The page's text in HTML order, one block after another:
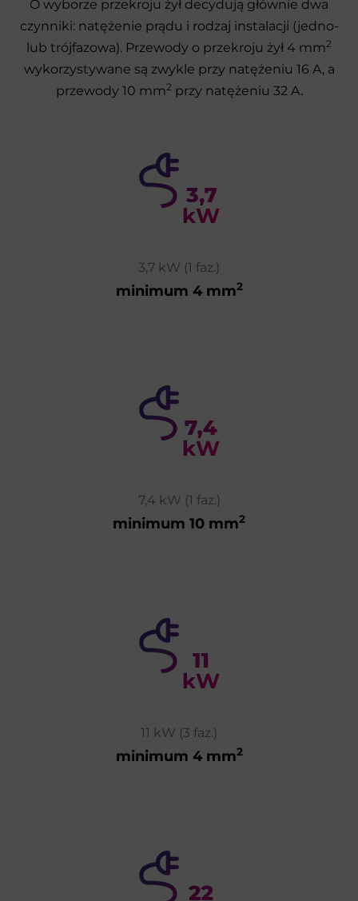
O wyborze przekroju żył decydują głównie dwa
czynniki: natężenie prądu i rodzaj instalacji (jedno-
lub trójfazowa). Przewody o przekroju żył 4 mm2
wykorzystywane są zwykle przy natężeniu 16 A, a
przewody 10 mm2 przy natężeniu 32 A.
3,7 kW (1 faz.)
minimum 4 mm2
7,4 kW (1 faz.)
minimum 10 mm2
11 kW (3 faz.)
minimum 4 mm2